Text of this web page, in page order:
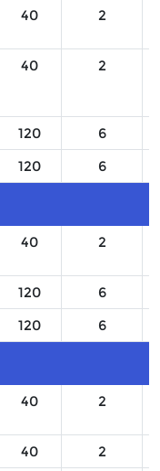
40 2
40 2
120
6
120 6
40 2
120
6
120 6
40 2
40 2